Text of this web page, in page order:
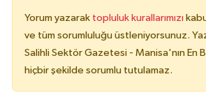
Yorum yazarak topluluk kurallarımızı
ve tüm sorumluluğu üstleniyorsunuz.
Salihli Sektör Gazetesi - Manisa'nın En
hiçbir şekilde sorumlu tutulamaz.